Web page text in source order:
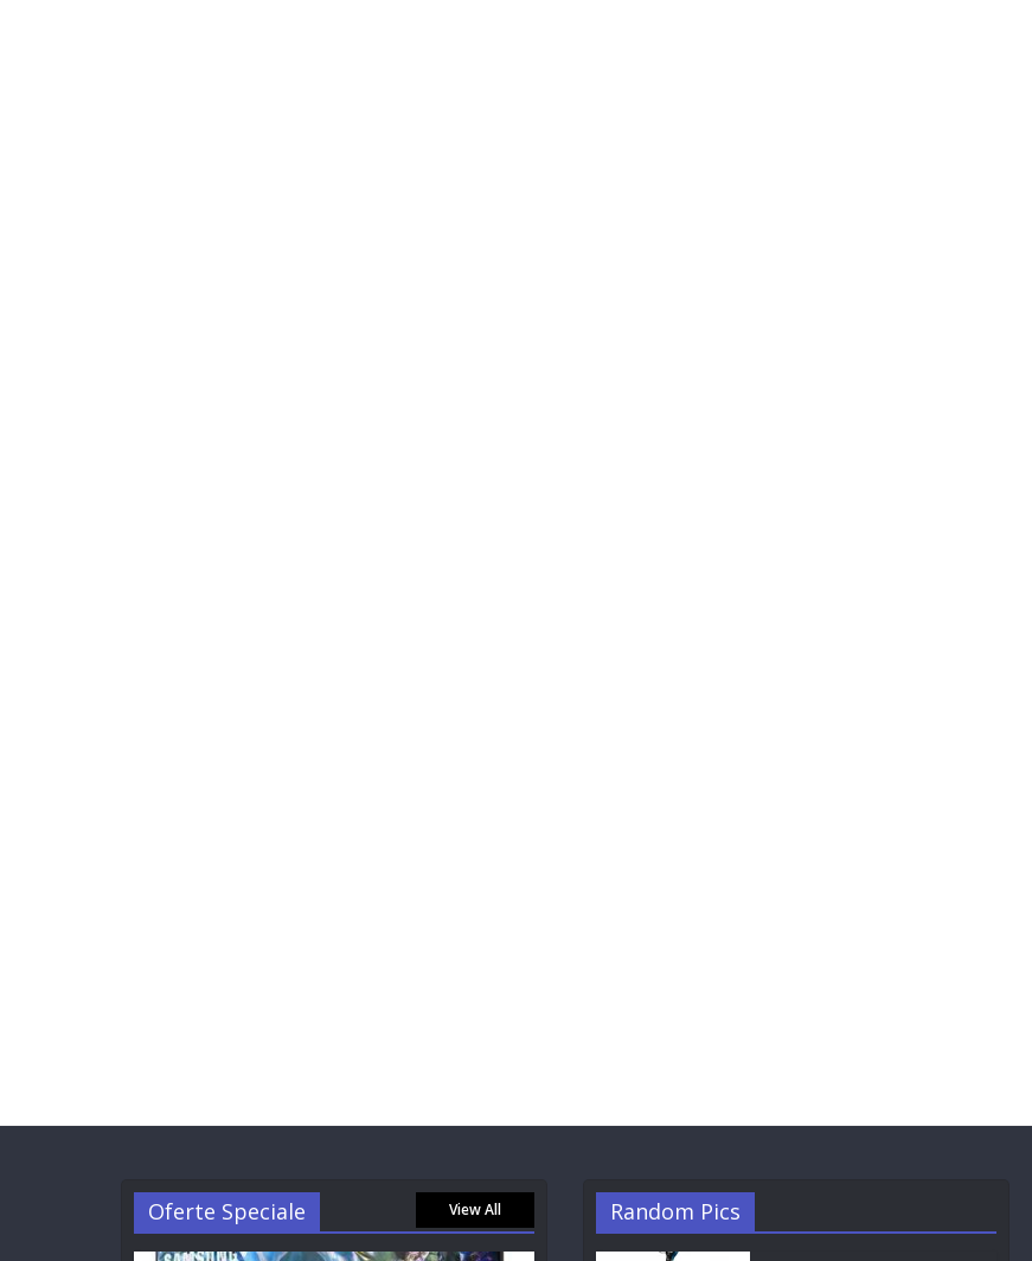
Oferte Speciale View All Random Pics